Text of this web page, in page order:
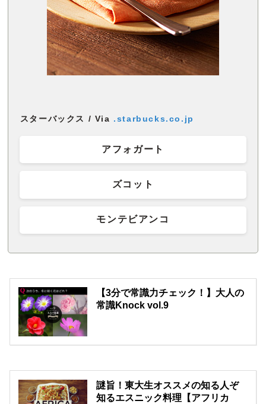
スターバックス / Via .starbucks.co.jp
アフォガート
ズコット
モンテビアンコ
【3分で常識力チェック！】大人の
常識Knock vol.9
謎旨！東大生オススメの知る人ぞ
知るエスニック料理【アフリカ